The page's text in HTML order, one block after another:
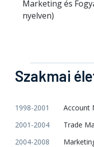
Marketing és
nyelven)
Szakmai
1998-2001
Account
2001-2004
Trade
2004-2008